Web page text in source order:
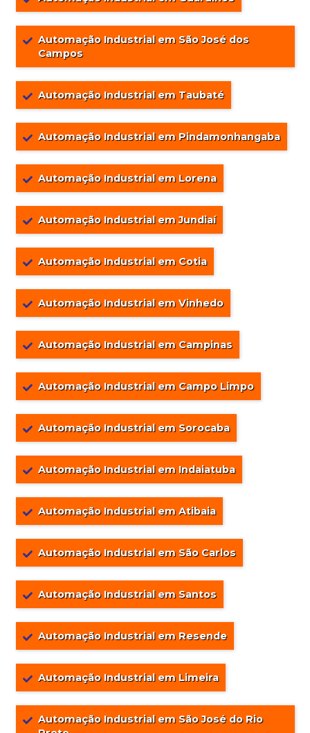
Automação Industrial em São José dos
Campos
Automação Industrial em Taubaté
Automação Industrial em Pindamonhangaba
Automação Industrial em Lorena
Automação Industrial em Jundiaí
Automação Industrial em Cotia
Automação Industrial em Vinhedo
Automação Industrial em Campinas
Automação Industrial em Campo Limpo
Automação Industrial em Sorocaba
Automação Industrial em Indaiatuba
Automação Industrial em Atibaia
Automação Industrial em São Carlos
Automação Industrial em Santos
Automação Industrial em Resende
Automação Industrial em Limeira
Automação Industrial em São José do Rio